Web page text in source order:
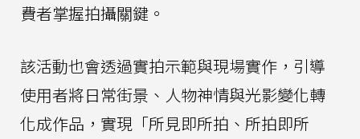
費者掌握拍攝關鍵。
該活動也會透過實拍示範與現場實作，引導
使用者將日常街景、人物神情與光影變化轉
化成作品，實現「所見即所拍、所拍即所